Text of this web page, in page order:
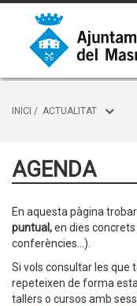
INICI / ACTUALITAT
AGENDA
En aquesta pàgina
puntual,en dies
conferències...).
Si vols consultar les que
repeteixen de forma
tallers o cursos amb